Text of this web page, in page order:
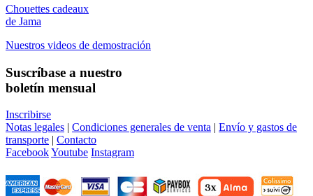
Chouettes cadeaux
de Jama
Nuestros videos de demostración
Suscríbase a nuestro
boletín mensual
Inscribirse
Notas legales | Condiciones generales de venta | Envío y gastos de
transporte | Contacto
FacebookYoutube Instagram